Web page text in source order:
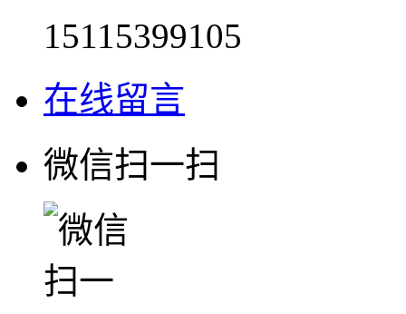
15115399105
在线留言
微信扫一扫